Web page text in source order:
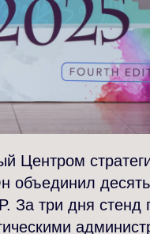
Центром
объединил
За три дня стенд